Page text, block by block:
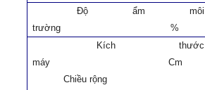
Độ ẩm môi
trường
%
Kích thước
máy
Cm
Chiều rộng